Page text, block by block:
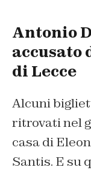
Antonio
accusato
di Lecce
Alcuni
ritrovati nel
casa di
Santis. E su